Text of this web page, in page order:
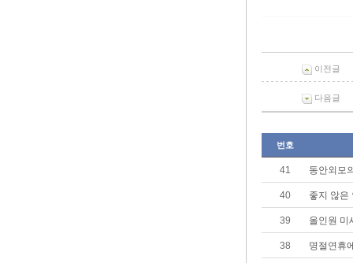
이전글
다음글
번호
41 동안외모
40 좋지 않은
39 올인원 미
38 명절연휴